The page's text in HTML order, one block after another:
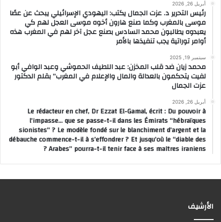
أبريل 26, 2026
رئيس التحرير د. عزت الجمال يكتب: اليهودي الإسرائيلي يبحث عن عصًا
موسى بالمغرب وكما صنع هارون أخوه موسى العجل لهم كي
يعبدوه يطالبون محمد السادس بصنع عجل آخر لهم في المغرب هذه
أوامر توراتية يجب تنفيذها بالأمر
سبتمبر 19, 2025
محمد زيان ضد قلب المخزن: عبد اللطيف الحموشي وعبد الوافي أبو
لفيت يتحكمون بالعدالة والمال والإعلام في المغرب” بقلم الدكتور
عزت الجمال
أبريل 26, 2026
Le rédacteur en chef, Dr Ezzat El-Gamal, écrit : Du pouvoir à
l’impasse… que se passe-t-il dans les Émirats “hébraïques
sionistes” ? Le modèle fondé sur le blanchiment d’argent et la
débauche commence-t-il à s’effondrer ? Et jusqu’où le “diable des
Arabes” pourra-t-il tenir face à ses maîtres iraniens ?
الأرشيف